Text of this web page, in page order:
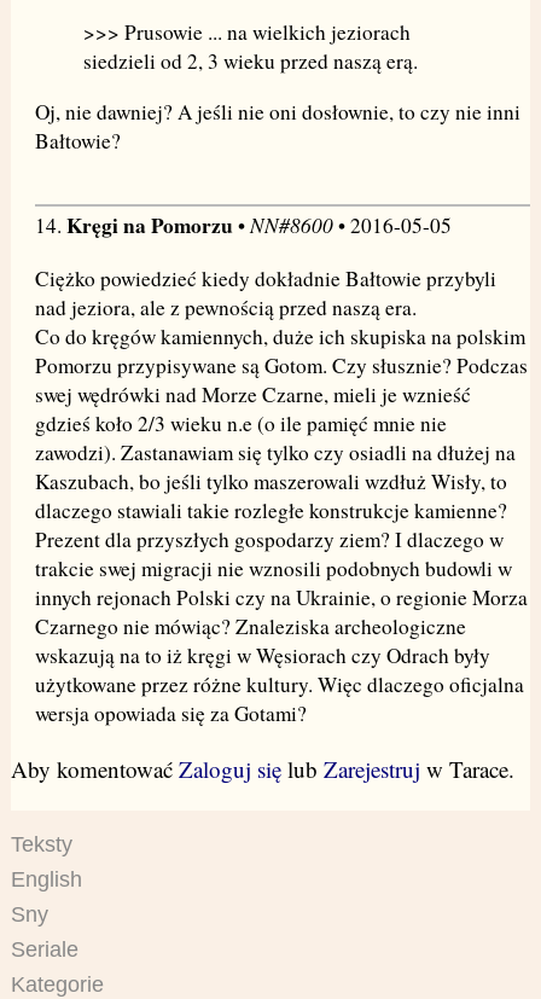
>>> Prusowie ... na wielkich jeziorach
siedzieli od 2, 3 wieku przed naszą erą.
Oj, nie dawniej? A jeśli nie oni dosłownie, to czy nie inni
Bałtowie?
14. Kręgi na Pomorzu• NN#8600• 2016-05-05
Ciężko powiedzieć kiedy dokładnie Bałtowie przybyli
nad jeziora, ale z pewnością przed naszą era.
Co do kręgów kamiennych, duże ich skupiska na polskim
Pomorzu przypisywane są Gotom. Czy słusznie? Podczas
swej wędrówki nad Morze Czarne, mieli je wznieść
gdzieś koło 2/3 wieku n.e (o ile pamięć mnie nie
zawodzi). Zastanawiam się tylko czy osiadli na dłużej na
Kaszubach, bo jeśli tylko maszerowali wzdłuż Wisły, to
dlaczego stawiali takie rozległe konstrukcje kamienne?
Prezent dla przyszłych gospodarzy ziem? I dlaczego w
trakcie swej migracji nie wznosili podobnych budowli w
innych rejonach Polski czy na Ukrainie, o regionie Morza
Czarnego nie mówiąc? Znaleziska archeologiczne
wskazują na to iż kręgi w Węsiorach czy Odrach były
użytkowane przez różne kultury. Więc dlaczego oficjalna
wersja opowiada się za Gotami?
Aby komentować Zaloguj sięlub Zarejestruj w Tarace.
Teksty
English
Sny
Seriale
Kategorie